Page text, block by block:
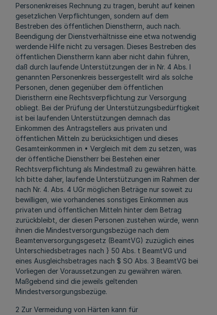
Personenkreises Rechnung zu tragen, beruht auf keinen
gesetzlichen Verpflichtungen, sondern auf dem
Bestreben des öffentlichen Dienstherrn, auch nach.
Beendigung der Dienstverhältnisse eine etwa notwendig
werdende Hilfe nicht zu versagen. Dieses Bestreben des
öffentlichen Dienstherrn kann aber nicht dahin führen,
daß durch laufende Unterstützungen der in Nr. 4 Abs. l
genannten Personenkreis bessergestellt wird als solche
Personen, denen gegenüber dem öffentlichen
Dieristherrn eine Rechtsverpflichtung zur Versorgung
obliegt. Bei der Prüfung der Unterstützungsbedürftigkeit
ist bei laufenden Unterstützungen demnach das
Einkommen des Antragstellers aus privaten und
öffentlichen Mitteln zu berücksichtigen und dieses
Gesamteinkommen in • Vergleich mit dem zu setzen, was
der öffentliche Dienstherr bei Bestehen einer
Rechtsverpflichtung als Mindestmaß zu gewähren hätte.
Ich bitte daher, laufende Unterstützungen im Rahmen der
nach Nr. 4. Abs. 4 UGr möglichen Beträge nur soweit zu
bewilligen, wie vorhandenes sonstiges Einkommen aus
privaten und öffentlichen Mitteln hinter dem Betrag
zurückbleibt, der diesen Personen zustehen würde, wenn
ihnen die Mindestversorgungsbezüge nach dem
Beamtenversorgungsgesetz (BeamtVG) zuzüglich eines
Unterschiedsbetrages nach } 50 Abs. t BeamtVG und
eines Ausgleichsbetrages nach $ SO Abs. 3 BeamtVG bei
Vorliegen der Voraussetzungen zu gewähren wären.
Maßgebend sind die jeweils geltenden
Mindestversorgungsbezüge.
2 Zur Vermeidung von Härten kann für